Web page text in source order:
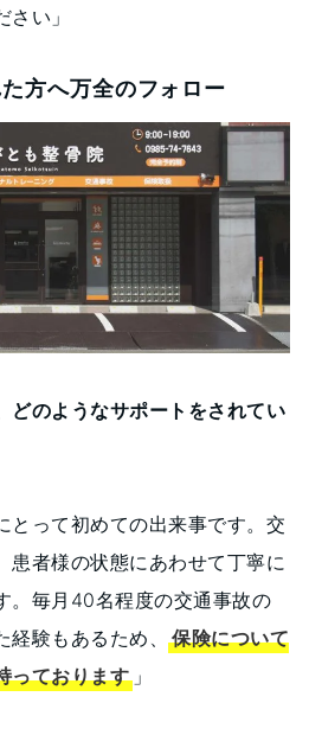
い」
方へ万全のフォロー
のようなサポートをされてい
とって初めての出来事です。交
患者様の状態にあわせて丁寧に
。毎月40名程度の交通事故の
経験もあるため、保険について
っております 」